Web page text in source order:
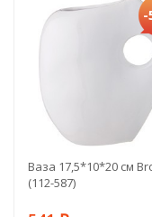
-
Ваза 17,5*10*20 см
(112-587)